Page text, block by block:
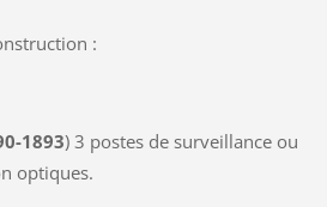
:
1893) 3 postes de surveillance ou
optiques.